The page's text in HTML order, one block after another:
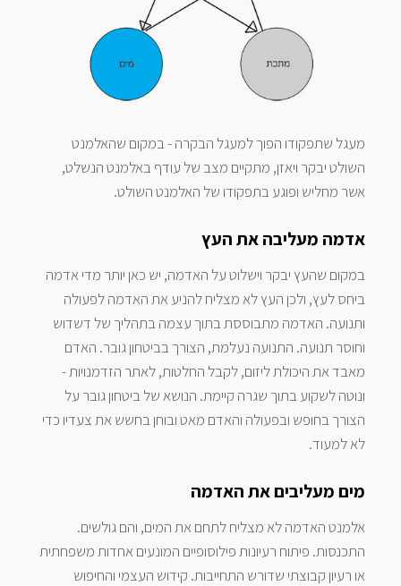
מעגל שתפקודו הפוך למעגל הבקרה - במקום שהאלמנט
השולט יבקר ויאזן, מתקיים מצב של עודף באלמנט הנשלט,
אשר מחליש ופוגע בתפקודו של האלמנט השולט.
אדמה מעליבה את העץ
במקום שהעץ יבקר וישלוט על האדמה, יש כאן יותר מדי אדמה
ביחס לעץ, ולכן העץ לא מצליח להניע את האדמה לפעולה
ותנועה. האדמה מתבוססת בתוך עצמה בתהליך של דשדוש
וחוסר תנועה. התנועה נעלמת, הצורך בביטחון גובר. האדם
מאבד את היכולת ליזום, לקבל החלטות, לאתר הזדמנויות -
ונוטה לשקוע בתוך שגרה קיימת. הנושא של ביטחון גובר על
הצורך בחופש ובפעולה והאדם מאט ובוחן בחשש את צעדיו כדי
לא למעוד.
מים מעליבים את האדמה
אלמנט האדמה לא מצליח לתחם את המים, והם גולשים.
התכנסות. פיתוח רעיונות פילוסופיים המונעים אחדות משפחתית
או רעיון קבוצתי שדורש התחייבות. קידוש העצמי והחיפוש